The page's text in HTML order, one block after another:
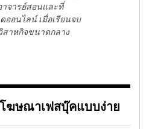
จารย์สอนและที่
อนไลน์ เมื่อเรียนจบ
สาหกิจขนาดกลาง
ฆษณาเฟสบุ๊คแบบง่าย